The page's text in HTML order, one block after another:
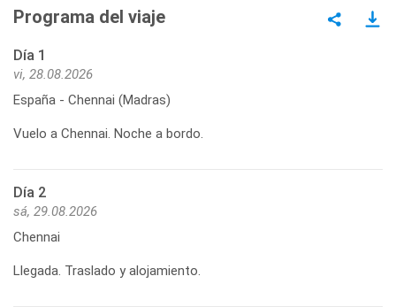
Programa del viaje
Día 1
vi, 28.08.2026
España - Chennai (Madras)
Vuelo a Chennai. Noche a bordo.
Día 2
sá, 29.08.2026
Chennai
Llegada. Traslado y alojamiento.